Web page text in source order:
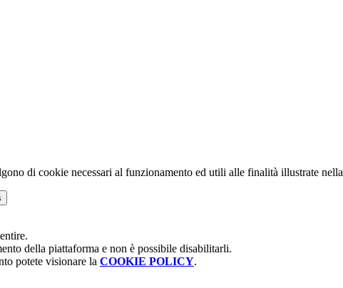
di cookie necessari al funzionamento ed utili alle finalità illustrate nella
della piattaforma e non è possibile disabilitarli.
potete visionare la COOKIE POLICY.